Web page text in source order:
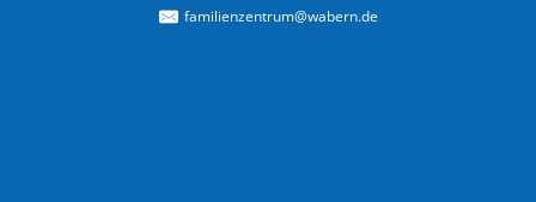
familienzentrum@wabern.de